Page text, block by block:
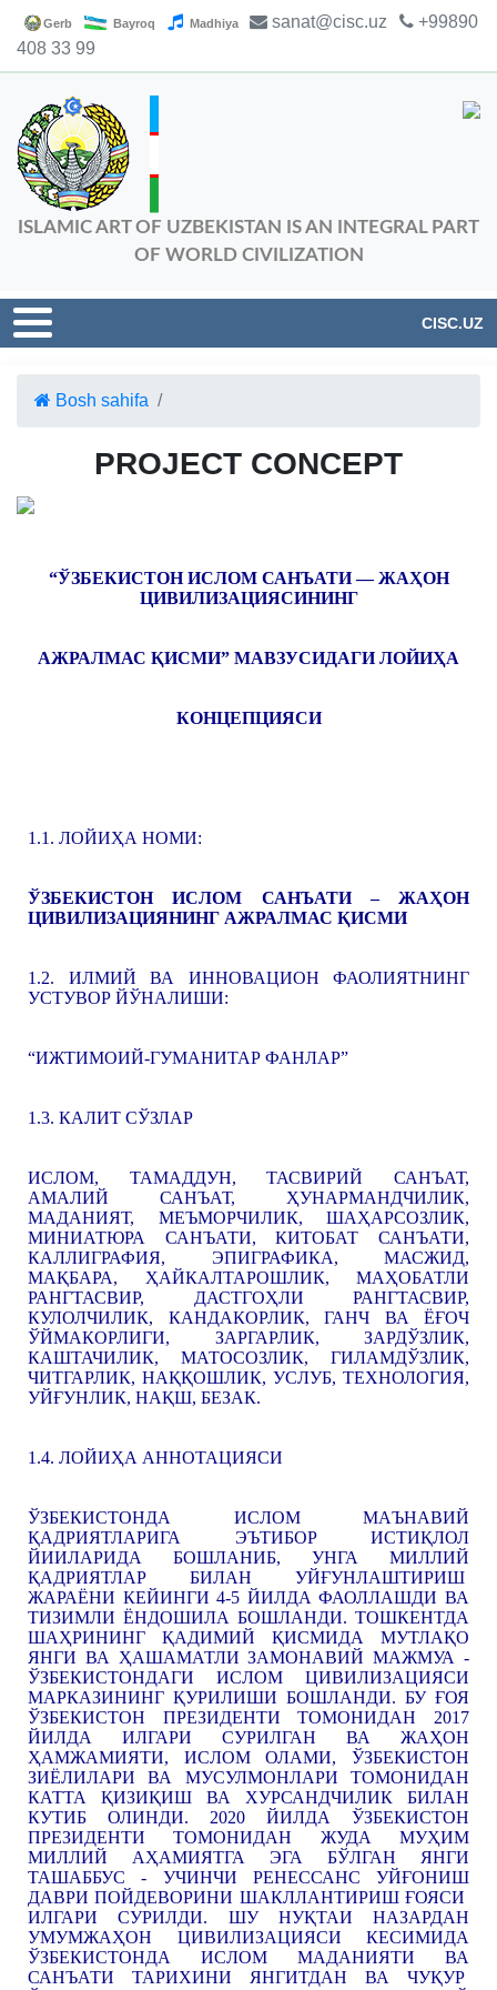
Gerb Bayroq Madhiya sanat@cisc.uz
+99890
408 33 99
ISLAMIC ART OF UZBEKISTAN IS AN INTEGRAL PART
OF WORLD CIVILIZATION
CISC.UZ
Bosh sahifa
PROJECT CONCEPT
“ЎЗБЕКИСТОН ИСЛОМ САНЪАТИ — ЖАҲОН
ЦИВИЛИЗАЦИЯСИНИНГ
АЖРАЛМАС ҚИСМИ” МАВЗУСИДАГИЛОЙИҲА
КОНЦЕПЦИЯСИ
1.1. ЛОЙИҲА НОМИ:
ЎЗБЕКИСТОН ИСЛОМ САНЪАТИ – ЖАҲОН
ЦИВИЛИЗАЦИЯНИНГ АЖРАЛМАС ҚИСМИ
1.2. ИЛМИЙ ВА ИННОВАЦИОН ФАОЛИЯТНИНГ
УСТУВОР ЙЎНАЛИШИ:
“ИЖТИМОИЙ-ГУМАНИТАР ФАНЛАР”
1.3. КАЛИТ СЎЗЛАР
ИСЛОМ, ТАМАДДУН, ТАСВИРИЙ САНЪАТ,
АМАЛИЙ САНЪАТ, ҲУНАРМАНДЧИЛИК,
МАДАНИЯТ, МЕЪМОРЧИЛИК, ШАҲАРСОЗЛИК,
МИНИАТЮРА САНЪАТИ, КИТОБАТ САНЪАТИ,
КАЛЛИГРАФИЯ, ЭПИГРАФИКА, МАСЖИД,
МАҚБАРА, ҲАЙКАЛТАРОШЛИК, МАҲОБАТЛИ
РАНГТАСВИР, ДАСТГОҲЛИ РАНГТАСВИР,
КУЛОЛЧИЛИК, КАНДАКОРЛИК, ГАНЧ ВА ЁҒОЧ
ЎЙМАКОРЛИГИ, ЗАРГАРЛИК, ЗАРДЎЗЛИК,
КАШТАЧИЛИК, МАТОСОЗЛИК, ГИЛАМДЎЗЛИК,
ЧИТГАРЛИК, НАҚҚОШЛИК, УСЛУБ, ТЕХНОЛОГИЯ,
УЙҒУНЛИК, НАҚШ, БЕЗАК.
1.4. ЛОЙИҲА АННОТАЦИЯСИ
ЎЗБЕКИСТОНДА ИСЛОМ МАЪНАВИЙ
ҚАДРИЯТЛАРИГА ЭЪТИБОР ИСТИҚЛОЛ
ЙИИЛАРИДА БОШЛАНИБ, УНГА МИЛЛИЙ
ҚАДРИЯТЛАР БИЛАН УЙҒУНЛАШТИРИШ
ЖАРАЁНИ КЕЙИНГИ 4-5 ЙИЛДА ФАОЛЛАШДИ ВА
ТИЗИМЛИ ЁНДОШИЛА БОШЛАНДИ. ТОШКЕНТДА
ШАҲРИНИНГ ҚАДИМИЙ ҚИСМИДА МУТЛАҚО
ЯНГИ ВА ҲАШАМАТЛИ ЗАМОНАВИЙ МАЖМУА -
ЎЗБЕКИСТОНДАГИ ИСЛОМ ЦИВИЛИЗАЦИЯСИ
МАРКАЗИНИНГ ҚУРИЛИШИ БОШЛАНДИ. БУ ҒОЯ
ЎЗБЕКИСТОН ПРЕЗИДЕНТИ ТОМОНИДАН 2017
ЙИЛДА ИЛГАРИ СУРИЛГАН ВА ЖАҲОН
ҲАМЖАМИЯТИ, ИСЛОМ ОЛАМИ, ЎЗБЕКИСТОН
ЗИЁЛИЛАРИ ВА МУСУЛМОНЛАРИ ТОМОНИДАН
КАТТА ҚИЗИҚИШ ВА ХУРСАНДЧИЛИК БИЛАН
КУТИБ ОЛИНДИ. 2020 ЙИЛДА ЎЗБЕКИСТОН
ПРЕЗИДЕНТИ ТОМОНИДАН ЖУДА МУҲИМ
МИЛЛИЙ АҲАМИЯТГА ЭГА БЎЛГАН ЯНГИ
ТАШАББУС - УЧИНЧИ РЕНЕССАНС УЙҒОНИШ
ДАВРИ ПОЙДЕВОРИНИ ШАКЛЛАНТИРИШ ҒОЯСИ
ИЛГАРИ СУРИЛДИ. ШУ НУҚТАИ НАЗАРДАН
УМУМЖАҲОН ЦИВИЛИЗАЦИЯСИ КЕСИМИДА
ЎЗБЕКИСТОНДА ИСЛОМ МАДАНИЯТИ ВА
САНЪАТИ ТАРИХИНИ ЯНГИТДАН ВА ЧУҚУР